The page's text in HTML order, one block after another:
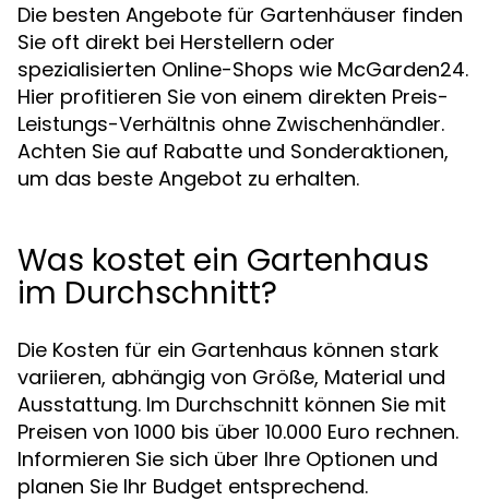
Die besten Angebote für Gartenhäuser finden
Sie oft direkt bei Herstellern oder
spezialisierten Online-Shops wie McGarden24.
Hier profitieren Sie von einem direkten Preis-
Leistungs-Verhältnis ohne Zwischenhändler.
Achten Sie auf Rabatte und Sonderaktionen,
um das beste Angebot zu erhalten.
Was kostet ein Gartenhaus
im Durchschnitt?
Die Kosten für ein Gartenhaus können stark
variieren, abhängig von Größe, Material und
Ausstattung. Im Durchschnitt können Sie mit
Preisen von 1000 bis über 10.000 Euro rechnen.
Informieren Sie sich über Ihre Optionen und
planen Sie Ihr Budget entsprechend.